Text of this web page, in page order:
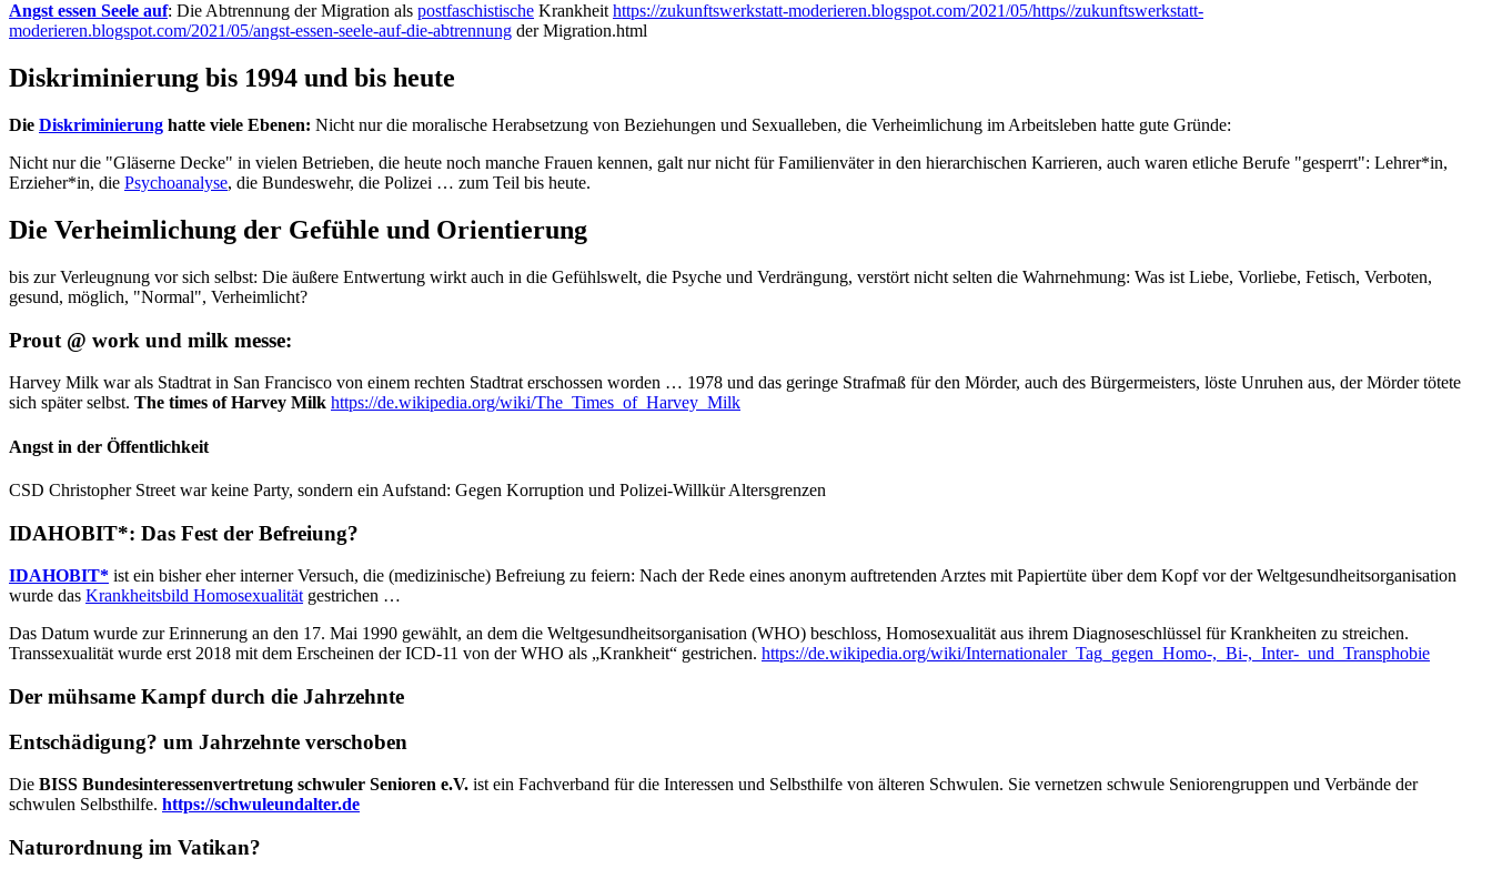
Angst essen Seele auf: Die Abtrennung der Migration als postfaschistische Krankheit https://zukunftswerkstatt-moderieren.blogspot.com/2021/05/https//zukunftswerkstatt-
moderieren.blogspot.com/2021/05/angst-essen-seele-auf-die-abtrennung der Migration.html
Diskriminierung bis 1994 und bis heute
Die Diskriminierung hatte viele Ebenen: Nicht nur die moralische Herabsetzung von Beziehungen und Sexualleben, die Verheimlichung im Arbeitsleben hatte gute Gründe:
Nicht nur die "Gläserne Decke" in vielen Betrieben, die heute noch manche Frauen kennen, galt nur nicht für Familienväter in den hierarchischen Karrieren, auch waren etliche Berufe "gesperrt": Lehrer*in,
Erzieher*in, die Psychoanalyse, die Bundeswehr, die Polizei … zum Teil bis heute.
Die Verheimlichung der Gefühle und Orientierung
bis zur Verleugnung vor sich selbst: Die äußere Entwertung wirkt auch in die Gefühlswelt, die Psyche und Verdrängung, verstört nicht selten die Wahrnehmung: Was ist Liebe, Vorliebe, Fetisch, Verboten,
gesund, möglich, "Normal", Verheimlicht?
Prout @ work und milk messe:
Harvey Milk war als Stadtrat in San Francisco von einem rechten Stadtrat erschossen worden … 1978 und das geringe Strafmaß für den Mörder, auch des Bürgermeisters, löste Unruhen aus, der Mörder tötete
sich später selbst. The times of Harvey Milk https://de.wikipedia.org/wiki/The_Times_of_Harvey_Milk
Angst in der Öffentlichkeit
CSD Christopher Street war keine Party, sondern ein Aufstand: Gegen Korruption und Polizei-Willkür Altersgrenzen
IDAHOBIT*: Das Fest der Befreiung?
IDAHOBIT* ist ein bisher eher interner Versuch, die (medizinische) Befreiung zu feiern: Nach der Rede eines anonym auftretenden Arztes mit Papiertüte über dem Kopf vor der Weltgesundheitsorganisation
wurde das Krankheitsbild Homosexualität gestrichen …
Das Datum wurde zur Erinnerung an den 17. Mai 1990 gewählt, an dem die Weltgesundheitsorganisation (WHO) beschloss, Homosexualität aus ihrem Diagnoseschlüssel für Krankheiten zu streichen.
Transsexualität wurde erst 2018 mit dem Erscheinen der ICD-11 von der WHO als „Krankheit“ gestrichen. https://de.wikipedia.org/wiki/Internationaler_Tag_gegen_Homo-,_Bi-,_Inter-_und_Transphobie
Der mühsame Kampf durch die Jahrzehnte
Entschädigung? um Jahrzehnte verschoben
Die BISS Bundesinteressenvertretung schwuler Senioren e.V. ist ein Fachverband für die Interessen und Selbsthilfe von älteren Schwulen. Sie vernetzen schwule Seniorengruppen und Verbände der
schwulen Selbsthilfe. https://schwuleundalter.de
Naturordnung im Vatikan?